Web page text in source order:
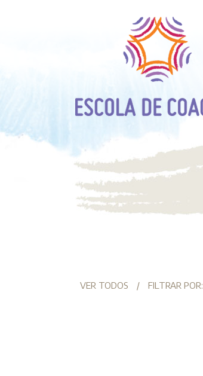
VER TODOS / FILTRAR POR: